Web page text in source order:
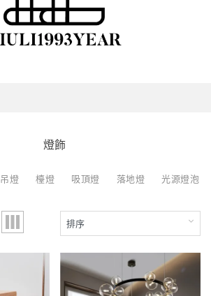
燈飾
吊燈 檯燈 吸頂燈 落地燈 光源燈泡